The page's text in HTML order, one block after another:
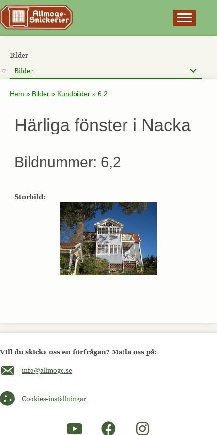
Bilder
Bilder
Hem » Bilder » Kundbilder » 6,2
Härliga fönster i Nacka
Bildnummer: 6,2
Storbild:
Vill du skicka oss en förfrågan? Maila oss på:
Maila oss på info@allmoge.se
info@allmoge.se
Cookies-inställningar
Cookies-inställningar